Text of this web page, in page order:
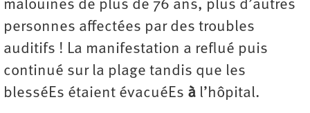
malouines de plus de 76 ans, plus d’autres
personnes affectées par des troubles
auditifs ! La manifestation a reflué puis
continué sur la plage tandis que les
blesséEs étaient évacuéEs à l’hôpital.